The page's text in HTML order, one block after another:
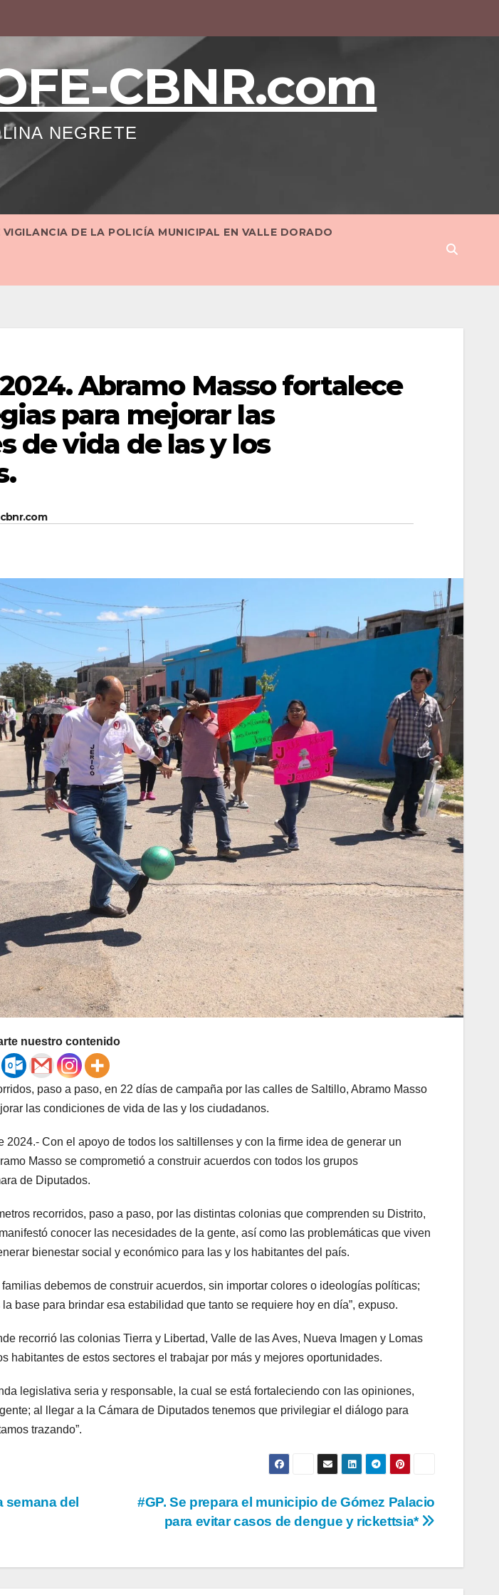
CBNR.com
NEGRETE
DE LA POLICÍA MUNICIPAL EN VALLE DORADO
Abramo Masso fortalece
para mejorar las
de vida de las y los
nuestro contenido
paso a paso, en 22 días de campaña por las calles de Saltillo, Abramo Masso
las condiciones de vida de las y los ciudadanos.
2024.- Con el apoyo de todos los saltillenses y con la firme idea de generar un
Masso se comprometió a construir acuerdos con todos los grupos
de Diputados.
recorridos, paso a paso, por las distintas colonias que comprenden su Distrito,
conocer las necesidades de la gente, así como las problemáticas que viven
bienestar social y económico para las y los habitantes del país.
debemos de construir acuerdos, sin importar colores o ideologías políticas;
base para brindar esa estabilidad que tanto se requiere hoy en día”, expuso.
recorrió las colonias Tierra y Libertad, Valle de las Aves, Nueva Imagen y Lomas
habitantes de estos sectores el trabajar por más y mejores oportunidades.
legislativa seria y responsable, la cual se está fortaleciendo con las opiniones,
al llegar a la Cámara de Diputados tenemos que privilegiar el diálogo para
trazando”.
#GP. Se prepara el municipio de Gómez Palacio
para evitar casos de dengue y rickettsia*
semana del